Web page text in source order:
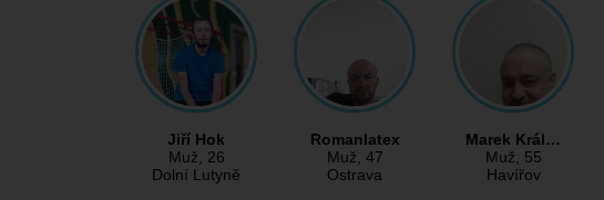
Jiří Hok
Muž, 26
Dolní Lutyně
Romanlatex
Muž, 47
Ostrava
Marek Král…
Muž, 55
Havířov